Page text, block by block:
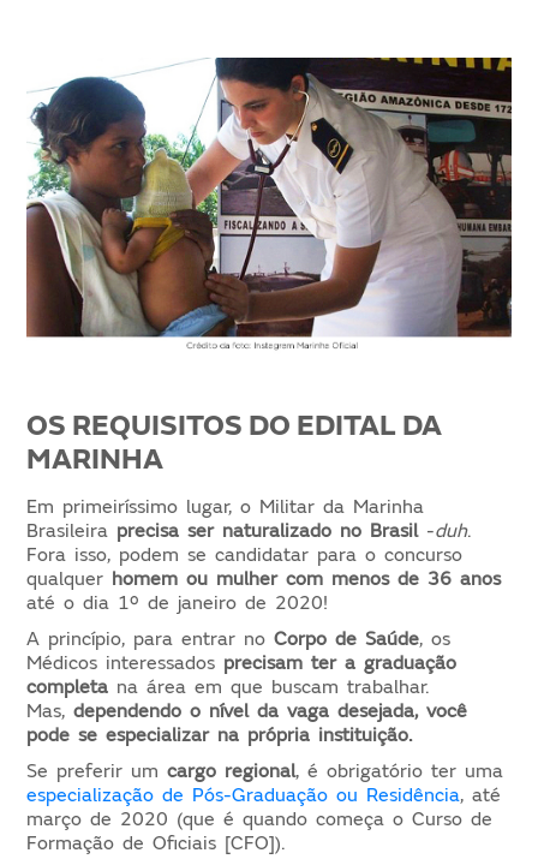
OS REQUISITOS DO EDITAL DA
MARINHA
Em primeiríssimo lugar, o Militar da Marinha
Brasileira precisa ser naturalizado no Brasil-duh.
Fora isso, podem se candidatar para o concurso
qualquer homem ou mulher com menos de 36 anos
até o dia 1º de janeiro de 2020!
A princípio, para entrar noCorpo de Saúde, os
Médicos interessados precisam ter a graduação
completa na área em que buscam trabalhar.
Mas,dependendo o nível da vaga desejada, você
pode se especializar na própria instituição.
Se preferir umcargo regional, é obrigatório ter uma
especialização de Pós-Graduação ou Residência, até
março de 2020 (que é quando começa o Curso de
Formação de Oficiais [CFO]).